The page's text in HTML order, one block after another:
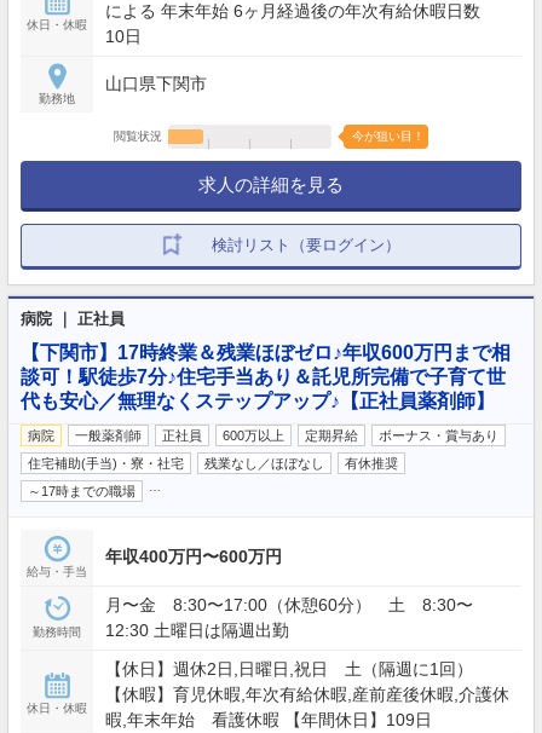
休日・休暇
による 年末年始 6ヶ月経過後の年次有給休暇日数
10日
勤務地
山口県下関市
閲覧状況 今が狙い目！
求人の詳細を見る
検討リスト（要ログイン）
病院 ｜ 正社員
【下関市】17時終業＆残業ほぼゼロ♪年収600万円まで相
談可！駅徒歩7分♪住宅手当あり＆託児所完備で子育て世
代も安心／無理なくステップアップ♪【正社員薬剤師】
病院 一般薬剤師 正社員 600万以上 定期昇給
ボーナス・賞与あり
住宅補助(手当)・寮・社宅
残業なし／ほぼなし
有休推奨
～17時までの職場
給与・手当
年収400万円〜600万円
勤務時間
月〜金 8:30〜17:00（休憩60分） 土 8:30〜
12:30 土曜日は隔週出勤
休日・休暇
【休日】週休2日,日曜日,祝日 土（隔週に1回）
【休暇】育児休暇,年次有給休暇,産前産後休暇,介護休
暇,年末年始 看護休暇 【年間休日】109日